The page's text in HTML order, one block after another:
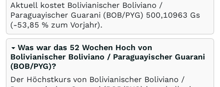
Aktuell kostet Bolivianischer Boliviano /
Paraguayischer Guarani (BOB/PYG) 500,10963 Gs
(-53,85 % zum Vorjahr).
Was war das 52 Wochen Hoch von
Bolivianischer Boliviano / Paraguayischer Guarani
(BOB/PYG)?
Der Höchstkurs von Bolivianischer Boliviano /